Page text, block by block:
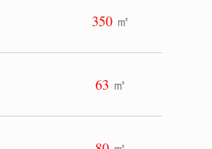
350㎡
63 ㎡